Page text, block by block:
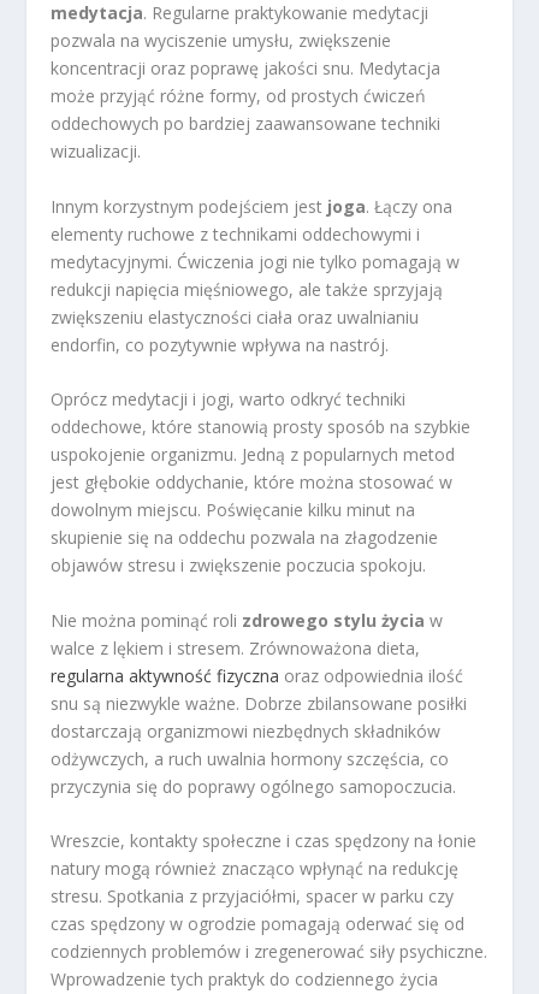
medytacja. Regularne praktykowanie medytacji
pozwala na wyciszenie umysłu, zwiększenie
koncentracji oraz poprawę jakości snu. Medytacja
może przyjąć różne formy, od prostych ćwiczeń
oddechowych po bardziej zaawansowane techniki
wizualizacji.
Innym korzystnym podejściem jest joga. Łączy ona
elementy ruchowe z technikami oddechowymi i
medytacyjnymi. Ćwiczenia jogi nie tylko pomagają w
redukcji napięcia mięśniowego, ale także sprzyjają
zwiększeniu elastyczności ciała oraz uwalnianiu
endorfin, co pozytywnie wpływa na nastrój.
Oprócz medytacji i jogi, warto odkryć techniki
oddechowe, które stanowią prosty sposób na szybkie
uspokojenie organizmu. Jedną z popularnych metod
jest głębokie oddychanie, które można stosować w
dowolnym miejscu. Poświęcanie kilku minut na
skupienie się na oddechu pozwala na złagodzenie
objawów stresu i zwiększenie poczucia spokoju.
Nie można pominąć roli zdrowego stylu życia w
walce z lękiem i stresem. Zrównoważona dieta,
regularna aktywność fizyczna oraz odpowiednia ilość
snu są niezwykle ważne. Dobrze zbilansowane posiłki
dostarczają organizmowi niezbędnych składników
odżywczych, a ruch uwalnia hormony szczęścia, co
przyczynia się do poprawy ogólnego samopoczucia.
Wreszcie, kontakty społeczne i czas spędzony na łonie
natury mogą również znacząco wpłynąć na redukcję
stresu. Spotkania z przyjaciółmi, spacer w parku czy
czas spędzony w ogrodzie pomagają oderwać się od
codziennych problemów i zregenerować siły psychiczne.
Wprowadzenie tych praktyk do codziennego życia